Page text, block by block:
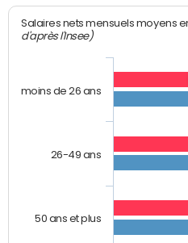
Salaires nets mensuels moyens
d'après l'Insee)
moins de 26 ans
26-49 ans
50 ans et plus